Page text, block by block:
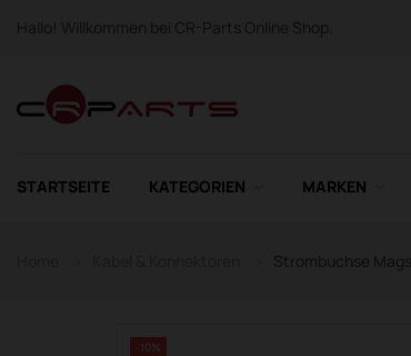
STARTSEITE KATEGORIEN MARKEN
-10%